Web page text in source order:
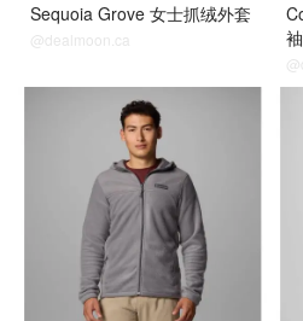
Sequoia Grove 女士抓绒外套
@dealmoon.ca